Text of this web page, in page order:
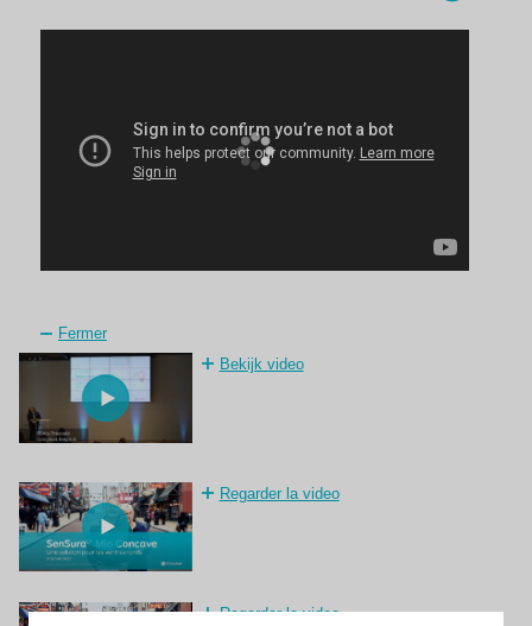
Fermer
Bekijk video
Regarder la video
Regarder la video